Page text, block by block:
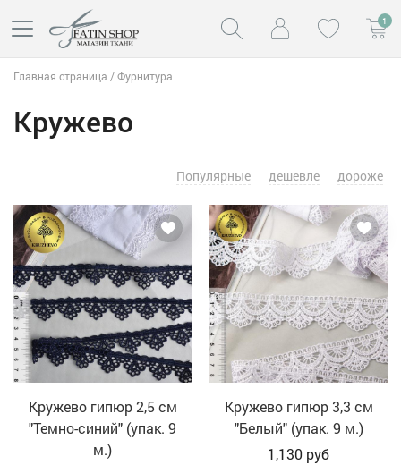
1
Главная страница /Фурнитура
Кружево
Популярные дешевле дороже
Кружево гипюр 2,5 см
"Темно-синий" (упак. 9
м.)
Кружево гипюр 3,3 см
"Белый" (упак. 9 м.)
1,130 руб